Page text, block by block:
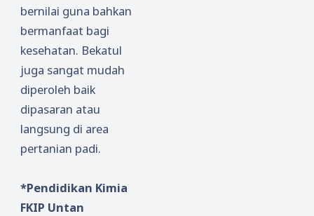
bernilai guna bahkan
bermanfaat bagi
kesehatan. Bekatul
juga sangat mudah
diperoleh baik
dipasaran atau
langsung di area
pertanian padi.
*Pendidikan Kimia
FKIP Untan